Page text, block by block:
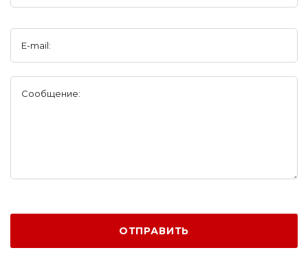
E-mail:
Сообщение:
ОТПРАВИТЬ